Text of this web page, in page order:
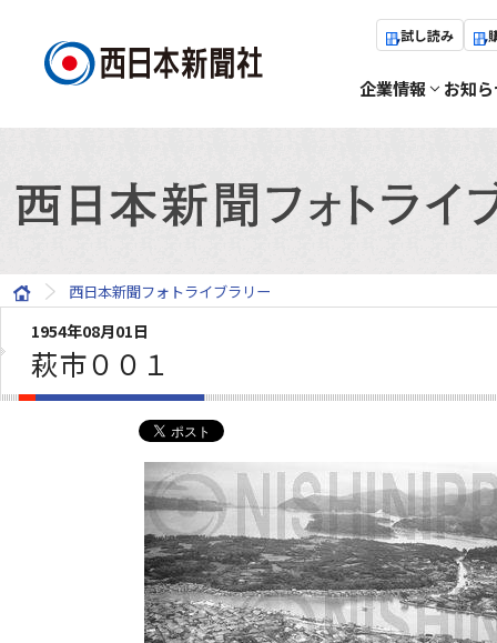
試し読み
企業情報 お知
西日本新聞フォトライブラリー
1954年08月01日
萩市００１